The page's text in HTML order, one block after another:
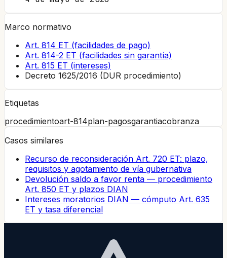
Marco normativo
Art. 814 ET (facilidades de pago)
Art. 814-2 ET (facilidades sin garantía)
Art. 815 ET (intereses)
Decreto 1625/2016 (DUR procedimiento)
Etiquetas
procedimientoart-814plan-pagosgarantiacobranza
Casos similares
Recurso de reconsideración Art. 720 ET: plazo,
requisitos y agotamiento de vía gubernativa
Devolución saldo a favor renta — procedimiento
Art. 850 ET y plazos DIAN
Intereses moratorios DIAN — cómputo Art. 635
ET y tasa diferencial